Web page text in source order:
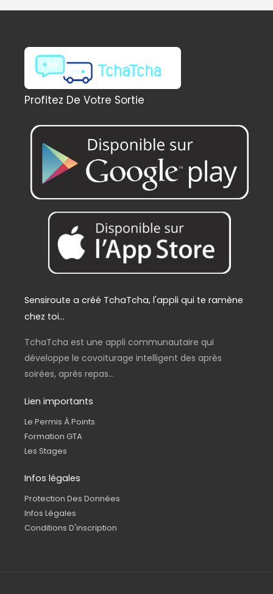
t
é
a
i
:
2
9
€
u
s
t
:
2
9
0
0
Profitez De Votre Sortie
Sensiroute a créé TchaTcha, l'appli qui te ramène
chez toi...
TchaTcha est une appli communautaire qui
développe le covoiturage intelligent des après
soirées, après repas...
Lien importants
Le Permis À Points
Formation GTA
Les Stages
Infos légales
Protection Des Données
Infos Légales
Conditions D'inscription